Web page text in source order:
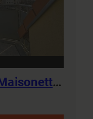
Das eigene Nest - Maisonette-Wohnung mit Sonnenbalkon 57 m² Weißenfels-West frei nach Vereinbarung